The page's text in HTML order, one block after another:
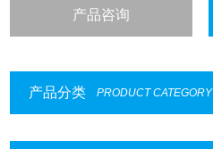
产品咨询
产品分类 PRODUCT CATEGORY